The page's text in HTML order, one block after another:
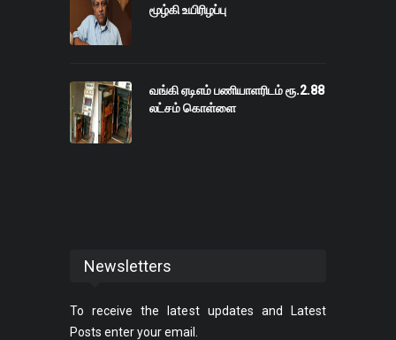
மூழ்கி உயிரிழப்பு
வங்கி ஏடிஎம் பணியாளரிடம் ரூ.2.88
லட்சம் கொள்ளை
Newsletters
To receive the latest updates and Latest
Posts enter your email.